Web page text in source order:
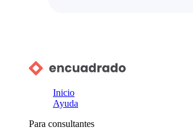
Inicio
Ayuda
Para consultantes